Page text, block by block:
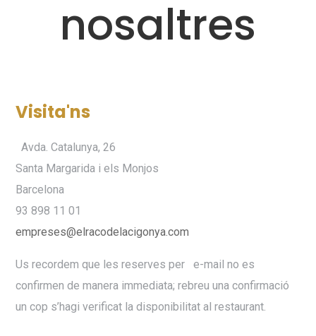
nosaltres
Visita'ns
Avda. Catalunya, 26
Santa Margarida i els Monjos
Barcelona
93 898 11 01
empreses@elracodelacigonya.com
Us recordem que les reserves per e-mail no es
confirmen de manera immediata; rebreu una confirmació
un cop s’hagi verificat la disponibilitat al restaurant.